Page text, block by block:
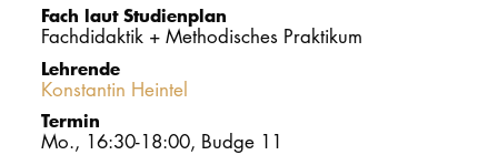
Fach laut Studienplan
Fachdidaktik + Methodisches Praktikum
Lehrende
Konstantin Heintel
Termin
Mo., 16:30-18:00, Budge 11